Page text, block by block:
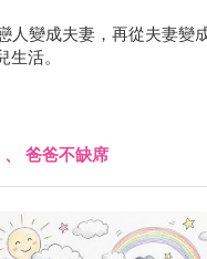
人變成夫妻，再從夫妻變
活。
、 爸爸不缺席